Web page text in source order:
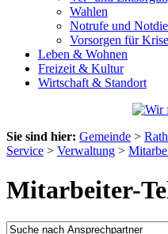
Wahlen
Notrufe und
Vorsorgen für
Leben & Wohnen
Freizeit & Kultur
Wirtschaft & Standort
Sie sind hier: Gemeinde >
Service > Verwaltung >
Mitarbeiter-